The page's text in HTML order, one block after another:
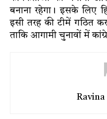
बनाना रहेगा। इसके लिए
इसी तरह की टीमें गठित
ताकि आगामी चुनावों में